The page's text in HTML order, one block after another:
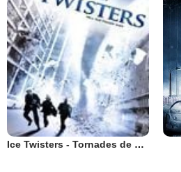
Ice Twisters - Tornades de glace